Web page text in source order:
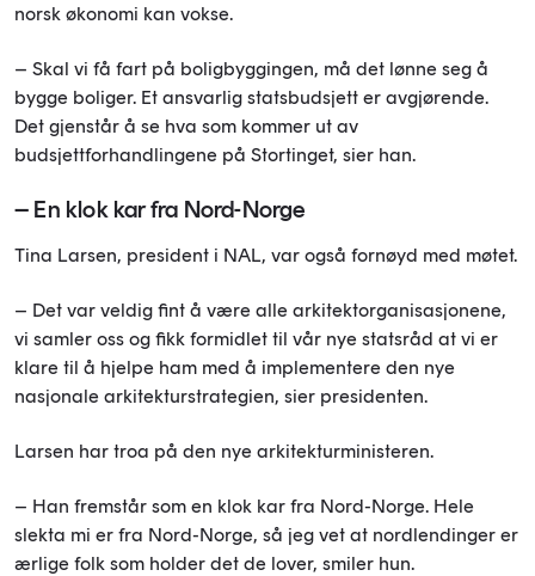
norsk økonomi kan vokse.
– Skal vi få fart på boligbyggingen, må det lønne seg å
bygge boliger. Et ansvarlig statsbudsjett er avgjørende.
Det gjenstår å se hva som kommer ut av
budsjettforhandlingene på Stortinget, sier han.
– En klok kar fra Nord-Norge
Tina Larsen, president i NAL, var også fornøyd med møtet.
– Det var veldig fint å være alle arkitektorganisasjonene,
vi samler oss og fikk formidlet til vår nye statsråd at vi er
klare til å hjelpe ham med å implementere den nye
nasjonale arkitekturstrategien, sier presidenten.
Larsen har troa på den nye arkitekturministeren.
– Han fremstår som en klok kar fra Nord-Norge. Hele
slekta mi er fra Nord-Norge, så jeg vet at nordlendinger er
ærlige folk som holder det de lover, smiler hun.